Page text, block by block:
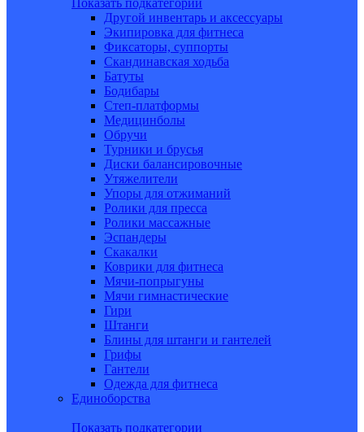
Другой инвентарь и аксессуары
Экипировка для фитнеса
Фиксаторы, суппорты
Скандинавская ходьба
Батуты
Бодибары
Степ-платформы
Медицинболы
Обручи
Турники и брусья
Диски балансировочные
Утяжелители
Упоры для отжиманий
Ролики для пресса
Ролики массажные
Эспандеры
Скакалки
Коврики для фитнеса
Мячи-попрыгуны
Мячи гимнастические
Гири
Штанги
Блины для штанги и гантелей
Грифы
Гантели
Одежда для фитнеса
Единоборства
Показать подкатегории